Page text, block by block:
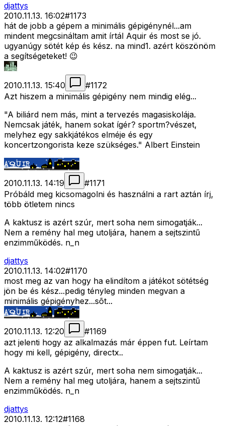
djattys
2010.11.13. 16:02#1173
hát de jobb a gépem a minimális gépigénynél...am
mindent megcsináltam amit írtál Aquir és most se jó.
ugyanúgy sötét kép és kész. na mind1. azért köszönöm
a segítségeteket! 😉
2010.11.13. 15:40 #1172
Azt hiszem a minimális gépigény nem mindig elég...
"A biliárd nem más, mint a tervezés magasiskolája.
Nemcsak játék, hanem sokat ígér? sportm?vészet,
melyhez egy sakkjátékos elméje és egy
koncertzongorista keze szükséges." Albert Einstein
2010.11.13. 14:19 #1171
Próbáld meg kicsomagolni és használni a rart aztán írj,
több ötletem nincs
A kaktusz is azért szúr, mert soha nem simogatják...
Nem a remény hal meg utoljára, hanem a sejtszintű
enzimműködés. n_n
djattys
2010.11.13. 14:02#1170
most meg az van hogy ha elindítom a játékot sötétség
jön be és kész...pedig tényleg minden megvan a
minimális gépigényhez...sõt...
2010.11.13. 12:20 #1169
azt jelenti hogy az alkalmazás már éppen fut. Leírtam
hogy mi kell, gépigény, directx..
A kaktusz is azért szúr, mert soha nem simogatják...
Nem a remény hal meg utoljára, hanem a sejtszintű
enzimműködés. n_n
djattys
2010.11.13. 12:12#1168